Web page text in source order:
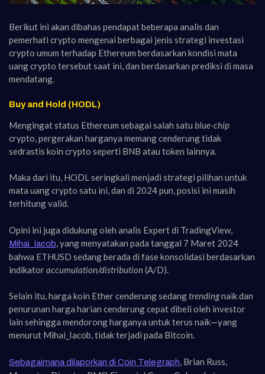
Berikut ini akan dibahas pendapat beberapa analis dan
pemerhati crypto mengenai berbagai jenis strategi investasi
crypto umum terhadap Ethereum berdasarkan kondisi mata
uang crypto tersebut saat ini, dan berdasarkan prediksi di masa
mendatang.
Buy and Hold (HODL)
Mengingat status Ethereum sebagai salah satu blue-chip
crypto, pergerakan harganya memang cenderung tidak
sedrastis koin crypto seperti BNB atau token lainnya.
Maka dari itu, HODL seringkali menjadi strategi pilihan untuk
mata uang crypto satu ini, dan di 2024 pun, posisi ini masih
terhitung valid.
Opini ini juga didukung oleh analis Expert di TradingView,
Mihai_Iacob , yang menyatakan pada tanggal 7 Maret 2024
bahwa ETHUSD sedang berada di fase konsolidasi berdasarkan
indikatoraccumulation/distribution(A/D).
Selain itu, harga koin Ether cenderung sedangtrendingnaik dan
penurunan harga harian cenderung cepat dibeli oleh investor
lain sehingga mendorong harganya untuk terus naik—yang
menurut Mihai_Iacob, tidak terjadi pada Bitcoin.
Sebagaimana dilaporkan di Coin Telegraph , Brian Russ,